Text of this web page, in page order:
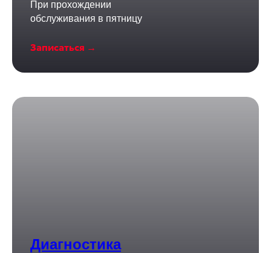
При прохождении
обслуживания в пятницу
Записаться →
Диагностика